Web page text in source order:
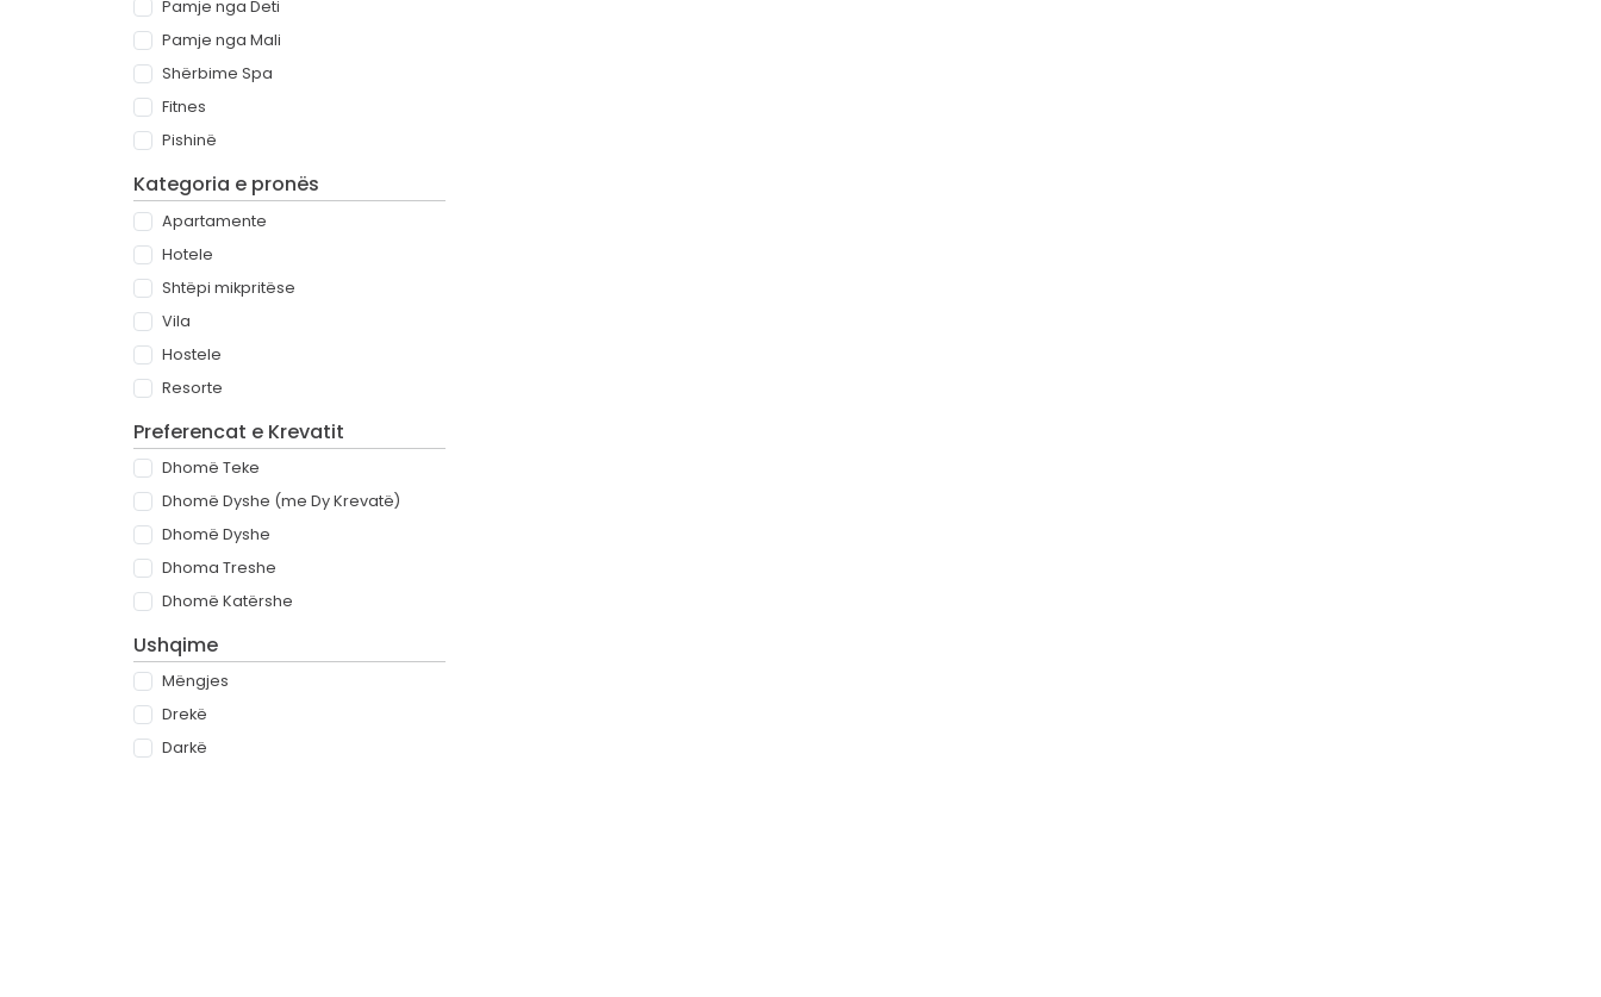
Pamje nga Deti
Pamje nga Mali
Shërbime Spa
Fitnes
Pishinë
Kategoria e pronës
Apartamente
Hotele
Shtëpi mikpritëse
Vila
Hostele
Resorte
Preferencat e Krevatit
Dhomë Teke
Dhomë Dyshe (me Dy Krevatë)
Dhomë Dyshe
Dhoma Treshe
Dhomë Katërshe
Ushqime
Mëngjes
Drekë
Darkë